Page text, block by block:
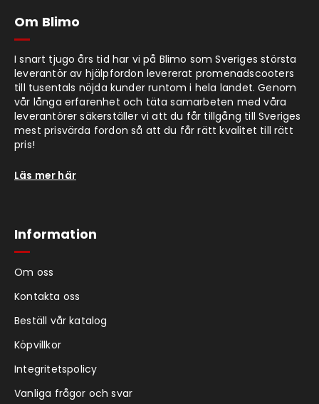
Om Blimo
I snart tjugo års tid har vi på Blimo som Sveriges största
leverantör av hjälpfordon levererat promenadscooters
till tusentals nöjda kunder runtom i hela landet. Genom
vår långa erfarenhet och täta samarbeten med våra
leverantörer säkerställer vi att du får tillgång till Sveriges
mest prisvärda fordon så att du får rätt kvalitet till rätt
pris!
Läs mer här
Information
Om oss
Kontakta oss
Beställ vår katalog
Köpvillkor
Integritetspolicy
Vanliga frågor och svar